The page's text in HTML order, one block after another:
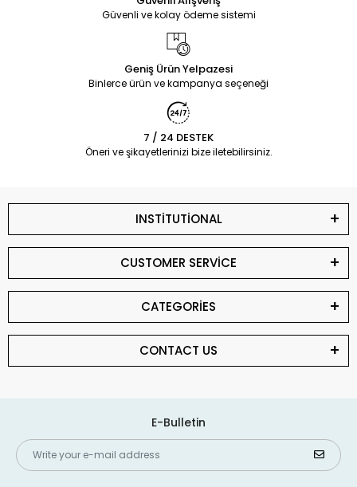
Güvenli ve kolay ödeme sistemi
Geniş Ürün Yelpazesi
Binlerce ürün ve kampanya seçeneği
7 / 24 DESTEK
Öneri ve şikayetlerinizi bize iletebilirsiniz.
INSTİTUTİONAL
CUSTOMER SERVİCE
CATEGORİES
CONTACT US
E-Bulletin